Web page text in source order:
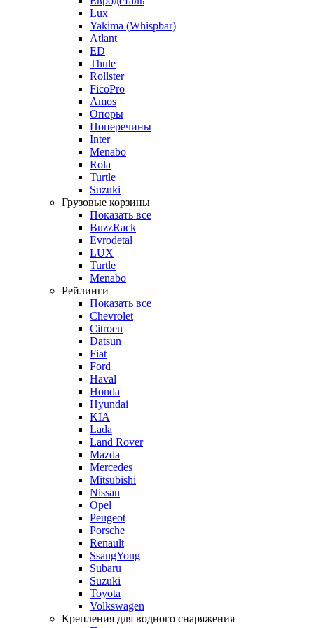
Lux
Yakima (Whispbar)
Atlant
ED
Thule
Rollster
FicoPro
Amos
Опоры
Поперечины
Inter
Menabo
Rola
Turtle
Suzuki
Грузовые корзины
Показать все
BuzzRack
Evrodetal
LUX
Turtle
Menabo
Рейлинги
Показать все
Chevrolet
Citroen
Datsun
Fiat
Ford
Haval
Honda
Hyundai
KIA
Lada
Land Rover
Mazda
Mercedes
Mitsubishi
Nissan
Opel
Peugeot
Porsche
Renault
SsangYong
Subaru
Suzuki
Toyota
Volkswagen
Крепления для водного снаряжения